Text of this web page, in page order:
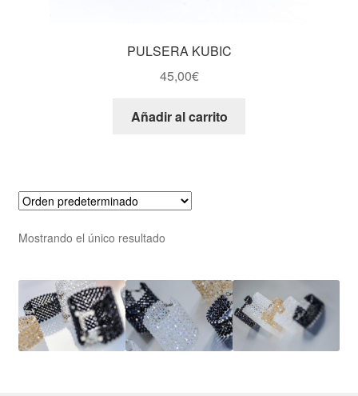
PULSERA KUBIC
45,00€
Añadir al carrito
Mostrando el único resultado